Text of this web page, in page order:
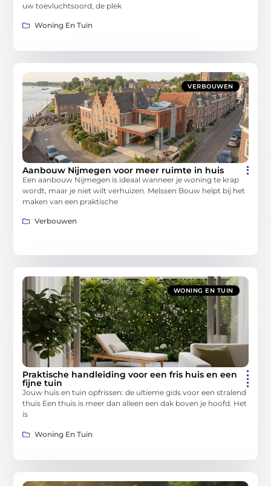
uw toevluchtsoord, de plek
Woning En Tuin
VERBOUWEN
Aanbouw Nijmegen voor meer ruimte in huis
Een aanbouw Nijmegen is ideaal wanneer je woning te krap
wordt, maar je niet wilt verhuizen. Melssen Bouw helpt bij het
maken van een praktische
Verbouwen
WONING EN TUIN
Praktische handleiding voor een fris huis en een
fijne tuin
Jouw huis en tuin opfrissen: de ultieme gids voor een stralend
thuis Een thuis is meer dan alleen een dak boven je hoofd. Het
is
Woning En Tuin